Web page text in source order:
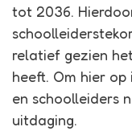
tot 2036.
relatief gezien
heeft. Om hier
en schoolleiders
uitdaging.